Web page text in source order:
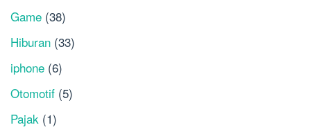
Game (38)
Hiburan (33)
iphone (6)
Otomotif (5)
Pajak (1)